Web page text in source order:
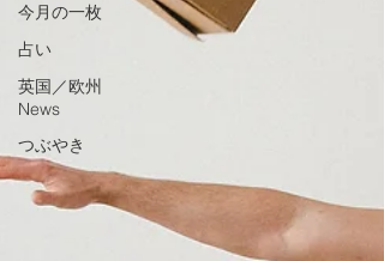
今月の一枚
占い
英国／欧州
News
つぶやき